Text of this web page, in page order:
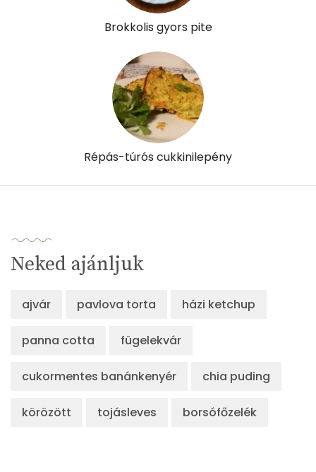
Brokkolis gyors pite
Répás-túrós cukkinilepény
Neked ajánljuk
ajvár pavlova torta házi ketchup
panna cotta fügelekvár
cukormentes banánkenyér chia puding
körözött tojásleves borsófőzelék